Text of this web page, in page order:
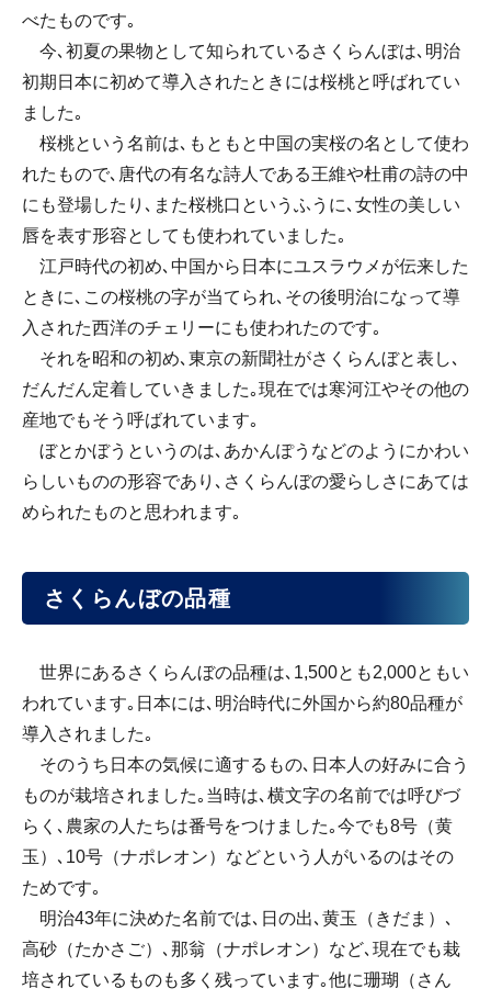
べたものです｡
今､初夏の果物として知られているさくらんぼは､明治
初期日本に初めて導入されたときには桜桃と呼ばれてい
ました｡
桜桃という名前は､もともと中国の実桜の名として使わ
れたもので､唐代の有名な詩人である王維や杜甫の詩の中
にも登場したり､また桜桃口というふうに､女性の美しい
唇を表す形容としても使われていました｡
江戸時代の初め､中国から日本にユスラウメが伝来した
ときに､この桜桃の字が当てられ､その後明治になって導
入された西洋のチェリーにも使われたのです｡
それを昭和の初め､東京の新聞社がさくらんぼと表し､
だんだん定着していきました｡現在では寒河江やその他の
産地でもそう呼ばれています｡
ぼとかぼうというのは､あかんぽうなどのようにかわい
らしいものの形容であり､さくらんぼの愛らしさにあては
められたものと思われます｡
さくらんぼの品種
世界にあるさくらんぼの品種は､1,500とも2,000ともい
われています｡日本には､明治時代に外国から約80品種が
導入されました｡
そのうち日本の気候に適するもの､日本人の好みに合う
ものが栽培されました｡当時は､横文字の名前では呼びづ
らく､農家の人たちは番号をつけました｡今でも8号（黄
玉）､10号（ナポレオン）などという人がいるのはその
ためです｡
明治43年に決めた名前では､日の出､黄玉（きだま）､
高砂（たかさご）､那翁（ナポレオン）など､現在でも栽
培されているものも多く残っています｡他に珊瑚（さん